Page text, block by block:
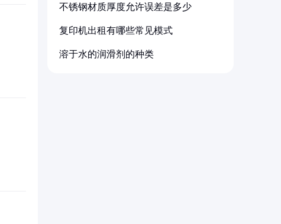
不锈钢材质厚度允许误差是多少
复印机出租有哪些常见模式
溶于水的润滑剂的种类